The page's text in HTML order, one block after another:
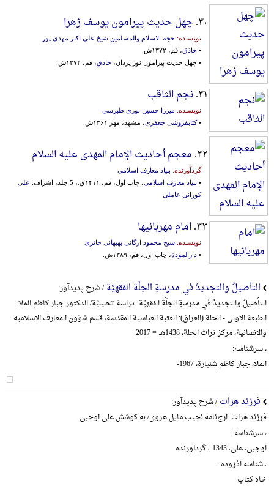
۳۰. چهل حدیث پیرامون یوسف زهرا
نویسنده: حجة الاسلام والمسلمین شیخ علی اکبر مهدی پور
• حاذق، قم، ۱۳۷۲ش.
• چهل حدیث پیرامون نور یزدان، حاذق، قم، ۱۳۷۲ش.
۳۱. نجم الثاقب
نویسنده: میرزا حسین نوری طبرسی
•کتابفروشی جعفری، مشهد، مهر ۱۳۶۱ش.
۳۲. معجم أحادیث الإمام المهدی علیه السلام
گردآورنده: بنیاد معارف اسلامی
• بنیاد معارف اسلامی، چاپ اول، قم، ۱۴۱۱ق.، 5 جلد، اشراف:
علی
کورانی عاملی
۳۳. امام مهربانیها
نویسنده: شیخ محمود ارگانی بهبهانی حائری
• دارالمودة، چاپ اول، قم، ۱۳۸۹ش.
التأصیلُ والتجدیدُ في مدرسةِ الحِلَّة الفقهیَّة/ شرح پدیدآور:
التأصیلُ والتجدیدُ في مدرسةِ الحِلَّة الفقهیَّة- دراسة تحلیلیَّة/ الدکتور جبار کاظم الملا-
الطبعة الاولی.- الحلة (العراق): العتبة العباسیة المقدسة، قسم شؤون المعارف الاسلامیه
والانسانیة، مرکز تراث الحلة، 1438هـ. = 2017
، سرشناسه:
الملا، جبار کاظم شنبارة، 1967-
فرزند هرات/ شرح پدیدآور:
فرزند هرات: ارج‌نامه نجیب مایل هروی/ به کوشش علی اوجبی.
، سرشناسه:
اوجبی، علی، 1343-، گردآورنده
، شناسه افزوده:
خاه کتاب